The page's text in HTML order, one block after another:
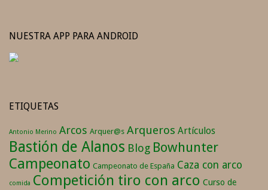
NUESTRA APP PARA ANDROID
ETIQUETAS
Antonio Merino Arcos Arquer@s Arqueros Artículos
Bastión de Alanos Blog Bowhunter
Campeonato Campeonato de España Caza con arco
comida Competición tiro con arco Curso de